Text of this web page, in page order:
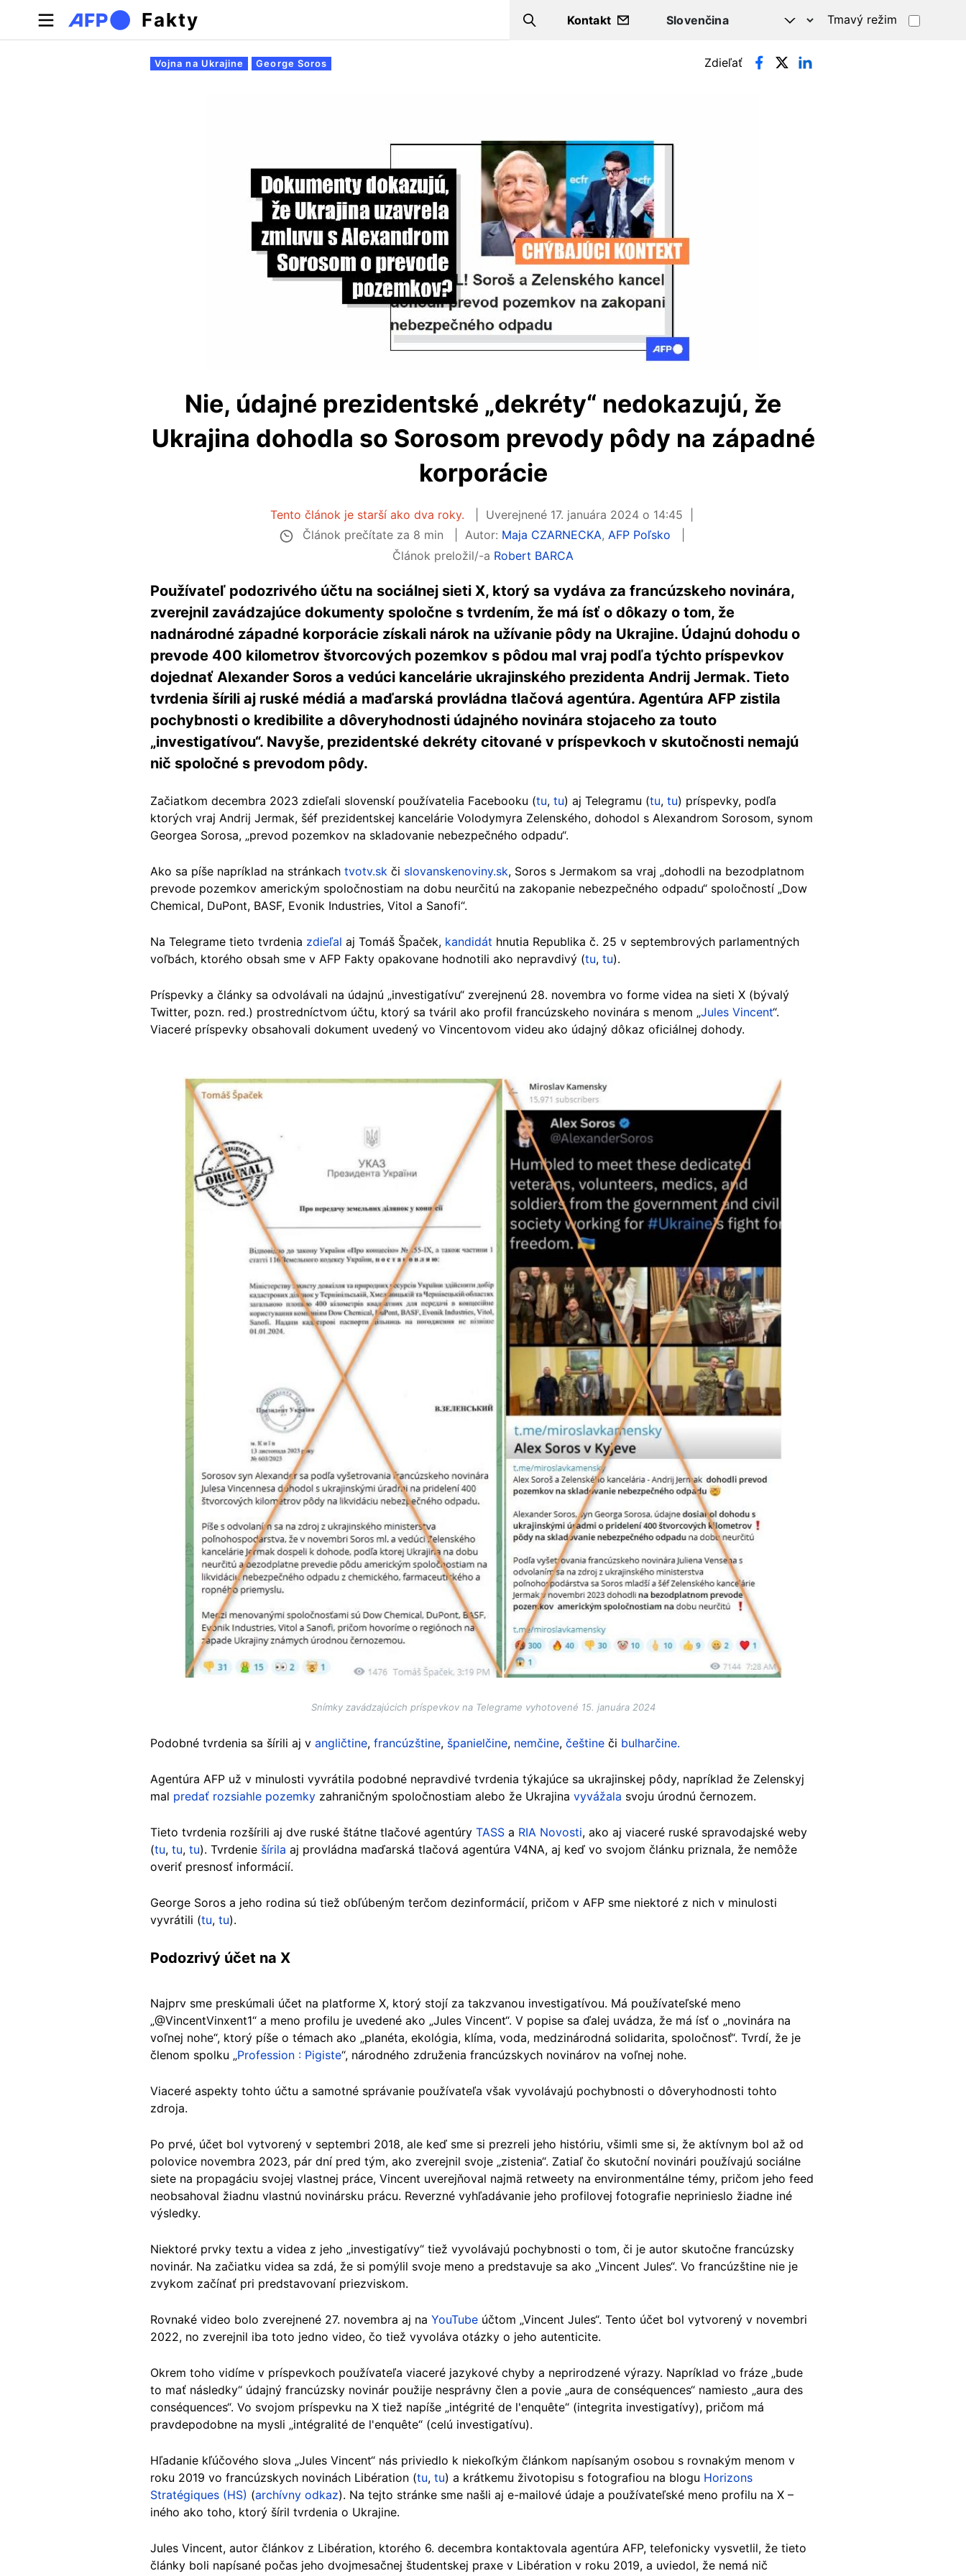
Skočiť na hlavný obsah
Fakty Search
Kontakt Tmavý režim
Primárne karty
Vojna na Ukrajine George Soros Zdieľať
Nie, údajné prezidentské „dekréty“ nedokazujú, že
Ukrajina dohodla so Sorosom prevody pôdy na západné
korporácie
Tento článok je starší ako dva roky. Uverejnené 17. januára 2024 o 14:45
Článok prečítate za 8 min
Autor: Maja CZARNECKA, AFP Poľsko
Článok preložil/-a Robert BARCA
Používateľ podozrivého účtu na sociálnej sieti X, ktorý sa vydáva za francúzskeho novinára,
zverejnil zavádzajúce dokumenty spoločne s tvrdením, že má ísť o dôkazy o tom, že
nadnárodné západné korporácie získali nárok na užívanie pôdy na Ukrajine. Údajnú dohodu o
prevode 400 kilometrov štvorcových pozemkov s pôdou mal vraj podľa týchto príspevkov
dojednať Alexander Soros a vedúci kancelárie ukrajinského prezidenta Andrij Jermak. Tieto
tvrdenia šírili aj ruské médiá a maďarská provládna tlačová agentúra. Agentúra AFP zistila
pochybnosti o kredibilite a dôveryhodnosti údajného novinára stojaceho za touto
„investigatívou“. Navyše, prezidentské dekréty citované v príspevkoch v skutočnosti nemajú
nič spoločné s prevodom pôdy.
Začiatkom decembra 2023 zdieľali slovenskí používatelia Facebooku (tu, tu) aj Telegramu (tu, tu) príspevky, podľa
ktorých vraj Andrij Jermak, šéf prezidentskej kancelárie Volodymyra Zelenského, dohodol s Alexandrom Sorosom, synom
Georgea Sorosa, „prevod pozemkov na skladovanie nebezpečného odpadu“.
Ako sa píše napríklad na stránkach tvotv.sk či slovanskenoviny.sk, Soros s Jermakom sa vraj „dohodli na bezodplatnom
prevode pozemkov americkým spoločnostiam na dobu neurčitú na zakopanie nebezpečného odpadu“ spoločností „Dow
Chemical, DuPont, BASF, Evonik Industries, Vitol a Sanofi“.
Na Telegrame tieto tvrdenia zdieľal aj Tomáš Špaček, kandidát hnutia Republika č. 25 v septembrových parlamentných
voľbách, ktorého obsah sme v AFP Fakty opakovane hodnotili ako nepravdivý (tu, tu).
Príspevky a články sa odvolávali na údajnú „investigatívu“ zverejnenú 28. novembra vo forme videa na sieti X (bývalý
Twitter, pozn. red.) prostredníctvom účtu, ktorý sa tváril ako profil francúzskeho novinára s menom „Jules Vincent“.
Viaceré príspevky obsahovali dokument uvedený vo Vincentovom videu ako údajný dôkaz oficiálnej dohody.
Image
Snímky zavádzajúcich príspevkov na Telegrame vyhotovené 15. januára 2024
Podobné tvrdenia sa šírili aj v angličtine, francúzštine, španielčine, nemčine, češtine či bulharčine.
Agentúra AFP už v minulosti vyvrátila podobné nepravdivé tvrdenia týkajúce sa ukrajinskej pôdy, napríklad že Zelenskyj
mal predať rozsiahle pozemky zahraničným spoločnostiam alebo že Ukrajina vyvážala svoju úrodnú černozem.
Tieto tvrdenia rozšírili aj dve ruské štátne tlačové agentúry TASS a RIA Novosti, ako aj viaceré ruské spravodajské weby
(tu, tu, tu). Tvrdenie šírila aj provládna maďarská tlačová agentúra V4NA, aj keď vo svojom článku priznala, že nemôže
overiť presnosť informácií.
George Soros a jeho rodina sú tiež obľúbeným terčom dezinformácií, pričom v AFP sme niektoré z nich v minulosti
vyvrátili (tu, tu).
Podozrivý účet na X
Najprv sme preskúmali účet na platforme X, ktorý stojí za takzvanou investigatívou. Má používateľské meno
„@VincentVinxent1“ a meno profilu je uvedené ako „Jules Vincent“. V popise sa ďalej uvádza, že má ísť o „novinára na
voľnej nohe“, ktorý píše o témach ako „planéta, ekológia, klíma, voda, medzinárodná solidarita, spoločnosť“. Tvrdí, že je
členom spolku „Profession : Pigiste“, národného združenia francúzskych novinárov na voľnej nohe.
Viaceré aspekty tohto účtu a samotné správanie používateľa však vyvolávajú pochybnosti o dôveryhodnosti tohto
zdroja.
Po prvé, účet bol vytvorený v septembri 2018, ale keď sme si prezreli jeho históriu, všimli sme si, že aktívnym bol až od
polovice novembra 2023, pár dní pred tým, ako zverejnil svoje „zistenia“. Zatiaľ čo skutoční novinári používajú sociálne
siete na propagáciu svojej vlastnej práce, Vincent uverejňoval najmä retweety na environmentálne témy, pričom jeho feed
neobsahoval žiadnu vlastnú novinársku prácu. Reverzné vyhľadávanie jeho profilovej fotografie neprinieslo žiadne iné
výsledky.
Niektoré prvky textu a videa z jeho „investigatívy“ tiež vyvolávajú pochybnosti o tom, či je autor skutočne francúzsky
novinár. Na začiatku videa sa zdá, že si pomýlil svoje meno a predstavuje sa ako „Vincent Jules“. Vo francúzštine nie je
zvykom začínať pri predstavovaní priezviskom.
Rovnaké video bolo zverejnené 27. novembra aj na YouTube účtom „Vincent Jules“. Tento účet bol vytvorený v novembri
2022, no zverejnil iba toto jedno video, čo tiež vyvoláva otázky o jeho autenticite.
Okrem toho vidíme v príspevkoch používateľa viaceré jazykové chyby a neprirodzené výrazy. Napríklad vo fráze „bude
to mať následky“ údajný francúzsky novinár použije nesprávny člen a povie „aura de conséquences“ namiesto „aura des
conséquences“. Vo svojom príspevku na X tiež napíše „intégrité de l'enquête“ (integrita investigatívy), pričom má
pravdepodobne na mysli „intégralité de l'enquête“ (celú investigatívu).
Hľadanie kľúčového slova „Jules Vincent“ nás priviedlo k niekoľkým článkom napísaným osobou s rovnakým menom v
roku 2019 vo francúzskych novinách Libération (tu, tu) a krátkemu životopisu s fotografiou na blogu Horizons
Stratégiques (HS) (archívny odkaz). Na tejto stránke sme našli aj e-mailové údaje a používateľské meno profilu na X –
iného ako toho, ktorý šíril tvrdenia o Ukrajine.
Jules Vincent, autor článkov z Libération, ktorého 6. decembra kontaktovala agentúra AFP, telefonicky vysvetlil, že tieto
články boli napísané počas jeho dvojmesačnej študentskej praxe v Libération v roku 2019, a uviedol, že nemá nič